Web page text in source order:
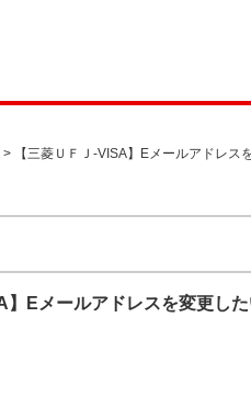
> 【三菱ＵＦＪ-VISA】Eメールアドレス
】Eメールアドレスを変更した